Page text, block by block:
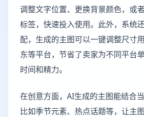
调整文字位置、更换背景颜色，或
标签，快速投入使用。此外，系统
配，生成的主图可以一键调整尺寸
东等平台，节省了卖家为不同平台
时间和精力。
在创意方面，AI生成的主图能结合当
比如季节元素、热点话题等，让主